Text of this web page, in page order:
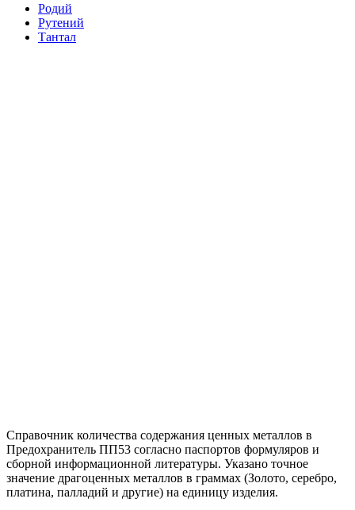
Родий
Рутений
Тантал
Справочник количества содержания ценных металлов в
Предохранитель ПП53 согласно паспортов формуляров и
сборной информационной литературы. Указано точное
значение драгоценных металлов в граммах (Золото, серебро,
платина, палладий и другие) на единицу изделия.